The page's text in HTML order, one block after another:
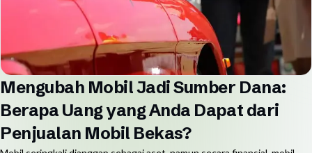
Mengubah Mobil Jadi Sumber Dana:
Berapa Uang yang Anda Dapat dari
Penjualan Mobil Bekas?